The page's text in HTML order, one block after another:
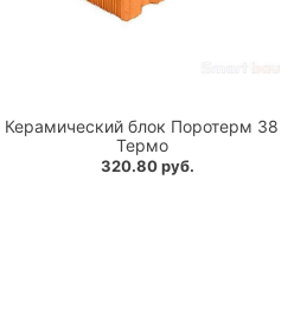
Керамический блок Поротерм 38
Термо
320.80 руб.